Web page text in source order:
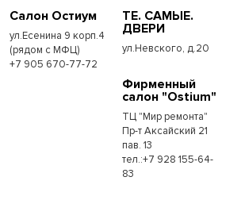
Салон Остиум
ул.Есенина 9 корп.4
(рядом с МФЦ)
+7 905 670-77-72
ТЕ. САМЫЕ.
ДВЕРИ
ул.Невского, д.20
Фирменный
салон "Ostium"
ТЦ "Мир ремонта"
Пр-т Аксайский 21
пав. 13
тел.:+7 928 155-64-
83